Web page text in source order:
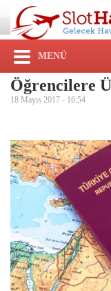
MENÜ
Öğrencilere
18 Mayıs 2017 - 16:54